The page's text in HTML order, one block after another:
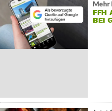
Mehr
FFH
BEI